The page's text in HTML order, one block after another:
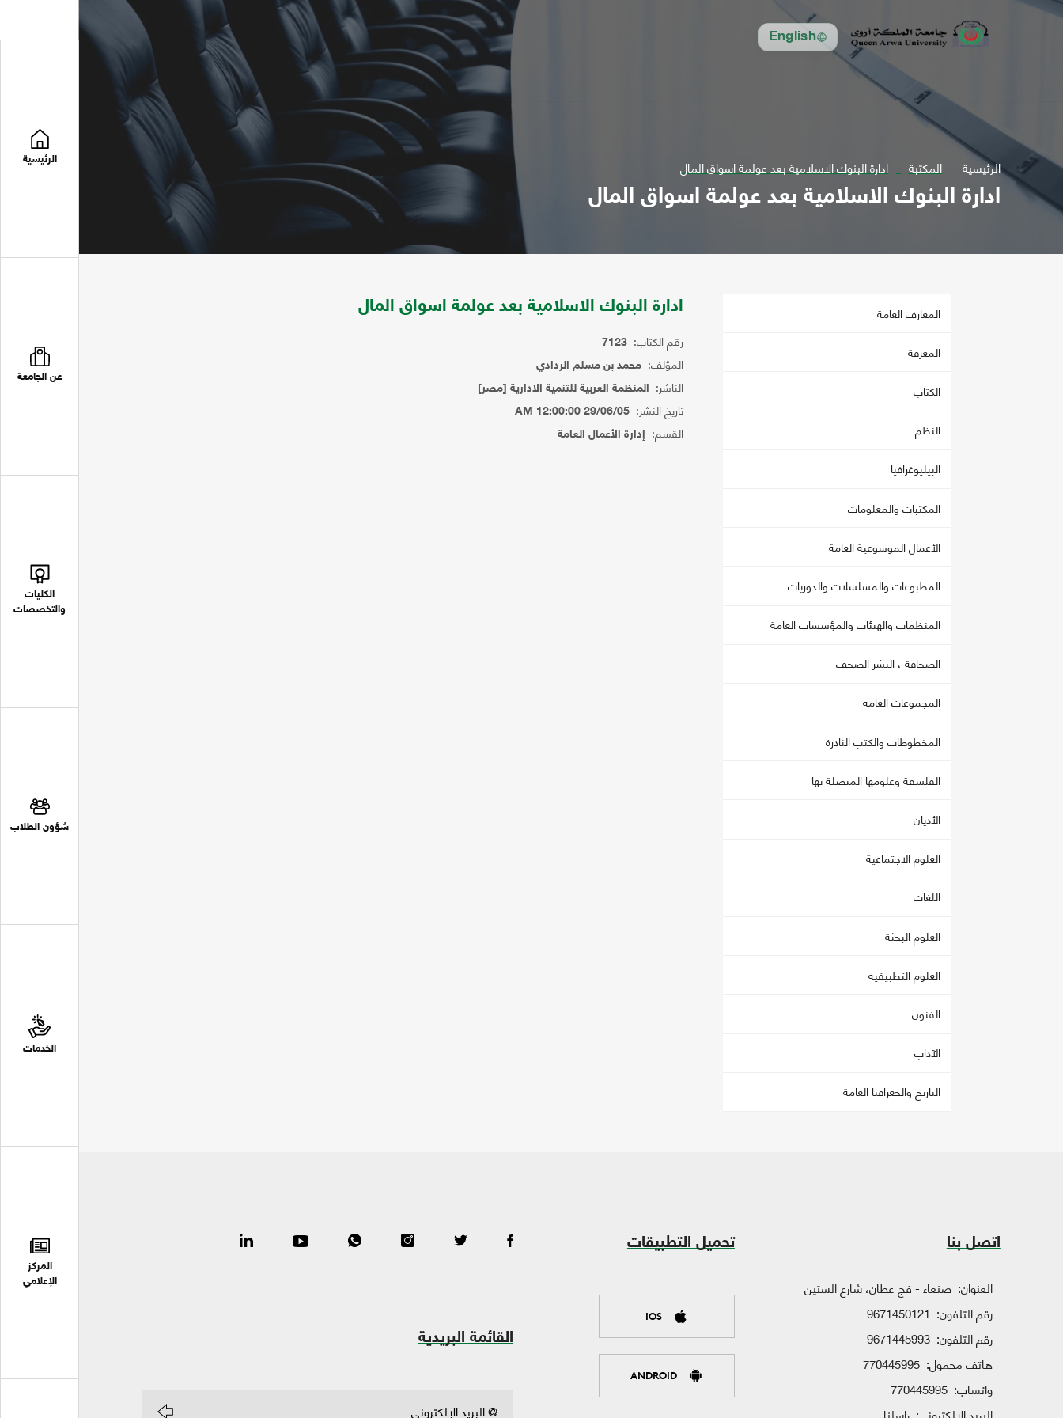
English
الرئيسية
عن الجامعة
الكليات
والتخصصات
شؤون الطلاب
الخدمات
المركز
الإعلامي
الرئيسية المكتبة ادارة البنوك الاسلامية بعد عولمة اسواق المال
ادارة البنوك الاسلامية بعد عولمة اسواق المال
المعارف العامة
المعرفة
الكتاب
النظم
البيليوغرافيا
المكتبات والمعلومات
الأعمال الموسوعية العامة
المطبوعات والمسلسلات والدوريات
المنظمات والهيئات والمؤسسات العامة
الصحافة ، النشر الصحف
المجموعات العامة
المخطوطات والكتب النادرة
الفلسفة وعلومها المتصلة بها
الأديان
العلوم الاجتماعية
اللغات
العلوم البحثة
العلوم التطبيقية
الفنون
الآداب
التاريخ والجغرافيا العامة
ادارة البنوك الاسلامية بعد عولمة اسواق المال
رقم الكتاب: 7123
المؤلف: محمد بن مسلم الردادي
الناشر: المنظمة العربية للتنمية الادارية [مصر]
تاريخ النشر: 29/06/05 12:00:00 AM
القسم: إدارة الأعمال العامة
اتصل بنا
العنوان: صنعاء - فج عطان، شارع الستين
رقم التلفون: 9671450121
رقم التلفون: 9671445993
هاتف محمول: 770445995
واتساب: 770445995
تحميل التطبيقات
IOS
ANDROID
القائمة البريدية